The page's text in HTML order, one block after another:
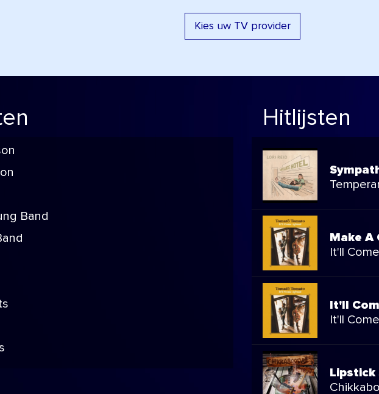
Kies uw TV provider
Band
Hitlijsten
Make A
It'll
It'll
It'll
Lipstick